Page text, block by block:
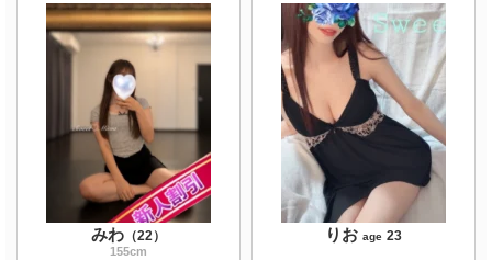
みわ （22）
155cm
りお age 23